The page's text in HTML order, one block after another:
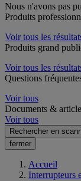
Nous n'avons pas
Produits
Voir tous les
Produits grand
Voir tous les
Questions
Voir tous
Documents &
Voir tous
Rechercher en
fermer
Accueil
Interrupteurs